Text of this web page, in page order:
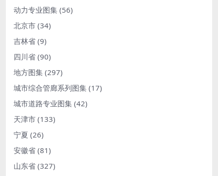
动力专业图集 (56)
北京市 (34)
吉林省 (9)
四川省 (90)
地方图集 (297)
城市综合管廊系列图集 (17)
城市道路专业图集 (42)
天津市 (133)
宁夏 (26)
安徽省 (81)
山东省 (327)